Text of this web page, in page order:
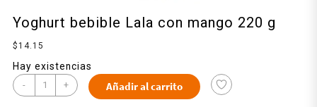
Yoghurt bebible Lala con mango 220 g
$ 14.15
Hay existencias
- + Añadir al carrito